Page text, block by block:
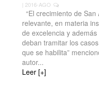
| 2016-AGO
“El crecimiento de
relevante, en materia
de excelencia y
deban tramitar los
que se habilita”
autor...
Leer [+]